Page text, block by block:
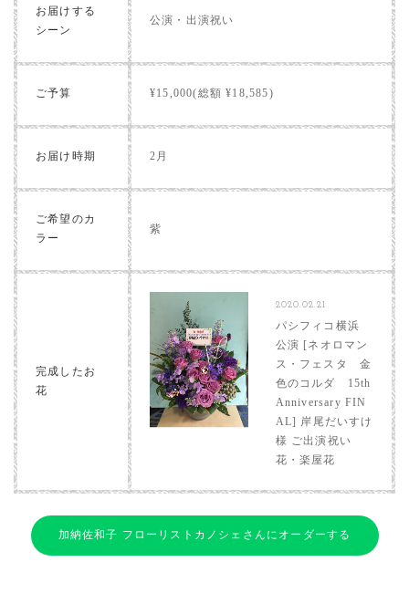
お届けする
シーン
公演・出演祝い
ご予算 ¥15,000(総額 ¥18,585)
お届け時期 2月
ご希望のカ
ラー
紫
完成したお
花
2020.02.21
パシフィコ横浜
公演 [ネオロマン
ス・フェスタ 金
色のコルダ 15th
Anniversary FIN
AL] 岸尾だいすけ
様 ご出演祝い
花・楽屋花
加納佐和子 フローリストカノシェさんにオーダーする